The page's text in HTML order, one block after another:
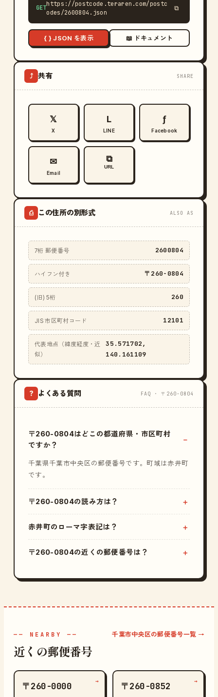
GET
https://postcode.teraren.com/postc
odes/2600804.json
⧉
{ } JSON を表示 📖 ドキュメント
⤴ 共有 SHARE
𝕏
X
L
LINE
ƒ
Facebook
✉
Email
⧉
URL
⎙ この住所の別形式 ALSO AS
7桁 郵便番号 2600804
ハイフン付き 〒260-0804
(旧) 5桁 260
JIS 市区町村コード 12101
代表地点（緯度経度・近
似）
35.571702,
140.161109
? よくある質問 FAQ · 〒260-0804
〒260-0804はどこの都道府県・市区町村
ですか？
千葉県千葉市中央区の郵便番号です。町域は赤井町
です。
〒260-0804の読み方は？
赤井町のローマ字表記は？
〒260-0804の近くの郵便番号は？
—— NEARBY ——
近くの郵便番号
千葉市中央区の郵便番号一覧 →
〒260-0000 → 〒260-0852 →